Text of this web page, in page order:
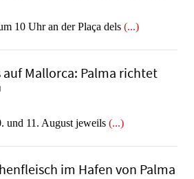
10 Uhr an der Plaça dels (...)
Mallorca: Palma richtet
und 11. August jeweils (...)
im Hafen von Palma